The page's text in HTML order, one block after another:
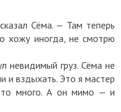
Сёма. — Там теперь
хожу иногда, не смотрю
невидимый груз. Сёма не
и вздыхать. Это я мастер
много. А он мимо — и